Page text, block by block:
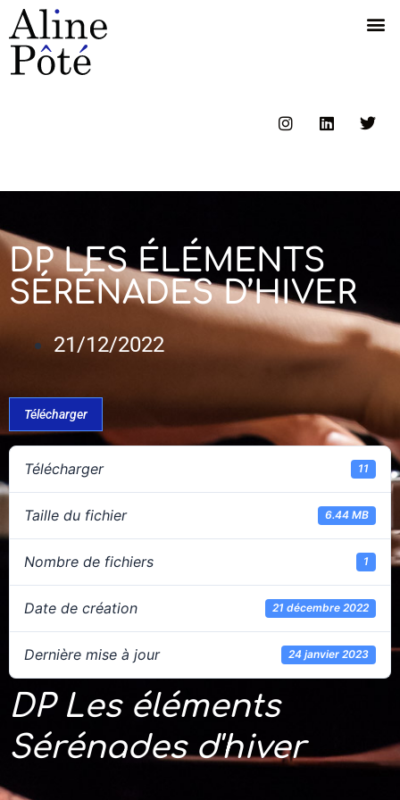
DP LES ÉLÉMENTS
SÉRÉNADES D’HIVER
21/12/2022
Télécharger
Télécharger 11
Taille du fichier 6.44 MB
Nombre de fichiers 1
Date de création 21 décembre 2022
Dernière mise à jour 24 janvier 2023
DP Les éléments
Sérénades d'hiver